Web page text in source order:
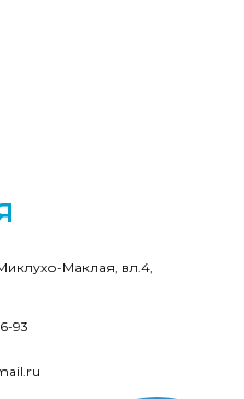
Маклая, вл.4,
93